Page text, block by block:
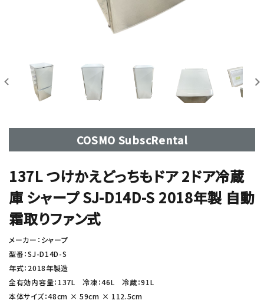
COSMO SubscRental
137L つけかえどっちもドア 2ドア冷蔵
庫 シャープ SJ-D14D-S 2018年製 自動
霜取りファン式
メーカー：シャープ
型番：SJ-D14D-S
年式：2018年製造
全有効内容量：137L 冷凍：46L 冷蔵：91L
本体サイズ：48cm × 59cm × 112.5cm